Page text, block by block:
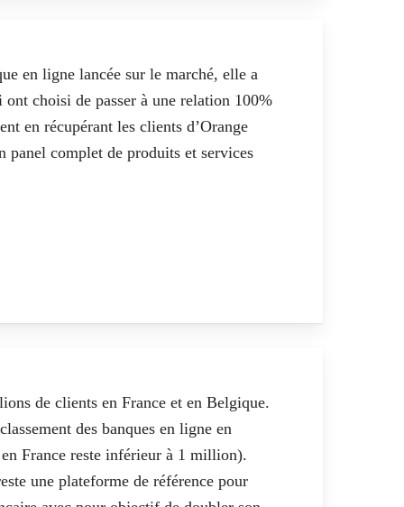
en ligne lancée sur le marché, elle a
choisi de passer à une relation 100%
en récupérant les clients d’Orange
complet de produits et services
de clients en France et en Belgique.
des banques en ligne en
France reste inférieur à 1 million).
une plateforme de référence pour